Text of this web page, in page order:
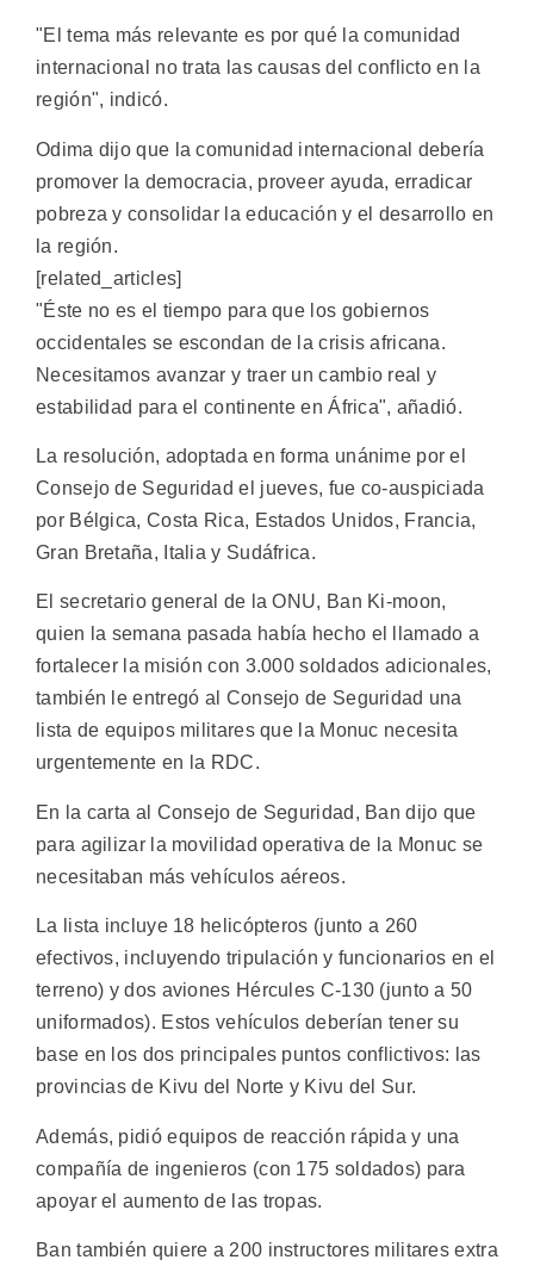
"El tema más relevante es por qué la comunidad
internacional no trata las causas del conflicto en la
región", indicó.
Odima dijo que la comunidad internacional debería
promover la democracia, proveer ayuda, erradicar
pobreza y consolidar la educación y el desarrollo en
la región.
[related_articles]
"Éste no es el tiempo para que los gobiernos
occidentales se escondan de la crisis africana.
Necesitamos avanzar y traer un cambio real y
estabilidad para el continente en África", añadió.
La resolución, adoptada en forma unánime por el
Consejo de Seguridad el jueves, fue co-auspiciada
por Bélgica, Costa Rica, Estados Unidos, Francia,
Gran Bretaña, Italia y Sudáfrica.
El secretario general de la ONU, Ban Ki-moon,
quien la semana pasada había hecho el llamado a
fortalecer la misión con 3.000 soldados adicionales,
también le entregó al Consejo de Seguridad una
lista de equipos militares que la Monuc necesita
urgentemente en la RDC.
En la carta al Consejo de Seguridad, Ban dijo que
para agilizar la movilidad operativa de la Monuc se
necesitaban más vehículos aéreos.
La lista incluye 18 helicópteros (junto a 260
efectivos, incluyendo tripulación y funcionarios en el
terreno) y dos aviones Hércules C-130 (junto a 50
uniformados). Estos vehículos deberían tener su
base en los dos principales puntos conflictivos: las
provincias de Kivu del Norte y Kivu del Sur.
Además, pidió equipos de reacción rápida y una
compañía de ingenieros (con 175 soldados) para
apoyar el aumento de las tropas.
Ban también quiere a 200 instructores militares extra